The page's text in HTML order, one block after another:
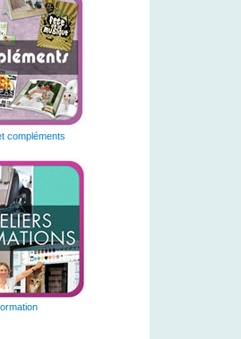
compléments